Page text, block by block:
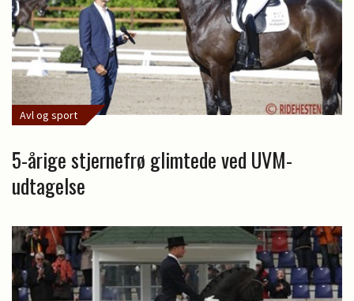
Avl og sport
5-årige stjernefrø glimtede ved UVM-
udtagelse